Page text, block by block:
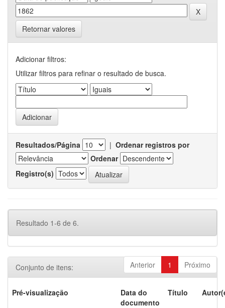
Retornar valores
Adicionar filtros:
Utilizar filtros para refinar o resultado de busca.
Resultados/Página | Ordenar registros por
Ordenar
Registro(s)
Resultado 1-6 de 6.
Anterior 1 Próximo
Conjunto de itens:
Pré-visualização
Data do
documento
Título